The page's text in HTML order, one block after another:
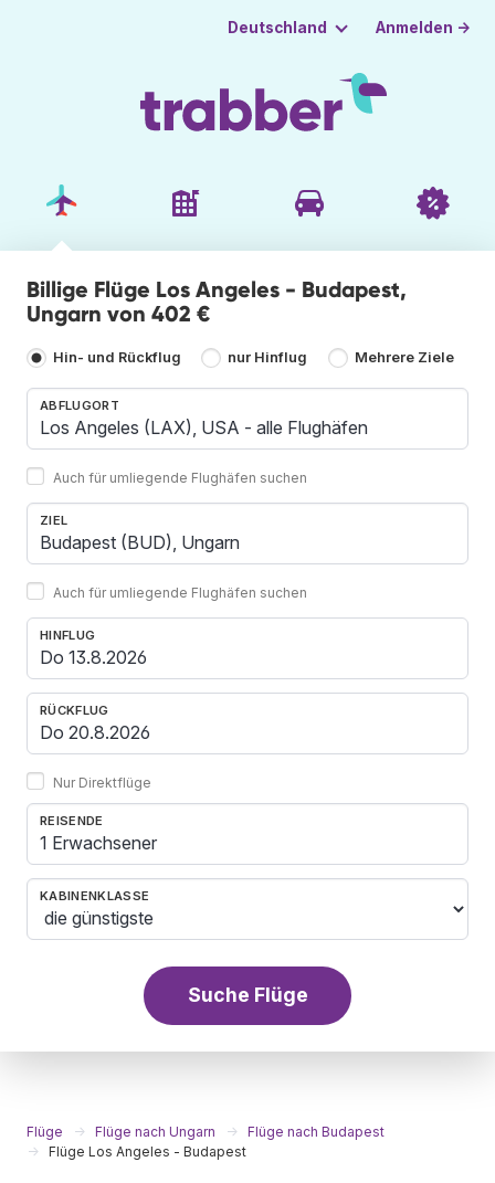
Deutschland Anmelden →
Billige Flüge Los Angeles - Budapest,
Ungarn von 402 €
Hin- und Rückflug nur Hinflug Mehrere Ziele
ABFLUGORT
Auch für umliegende Flughäfen suchen
ZIEL
Auch für umliegende Flughäfen suchen
HINFLUG
RÜCKFLUG
Nur Direktflüge
REISENDE
1 Erwachsener
KABINENKLASSE
Suche Flüge
Flüge Flüge nach Ungarn
Flüge nach Budapest
Flüge Los Angeles - Budapest